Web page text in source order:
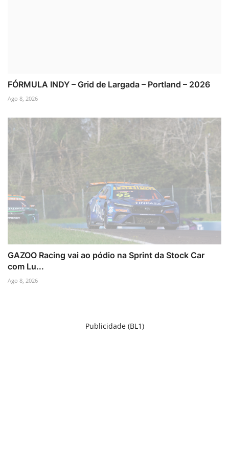
FÓRMULA INDY – Grid de Largada – Portland – 2026
Ago 8, 2026
GAZOO Racing vai ao pódio na Sprint da Stock Car
com Lu...
Ago 8, 2026
Publicidade (BL1)